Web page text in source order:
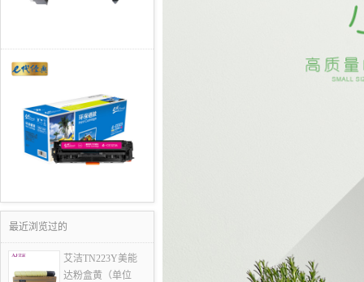
最近浏览过的
艾洁TN223Y美能
达粉盒黄（单位